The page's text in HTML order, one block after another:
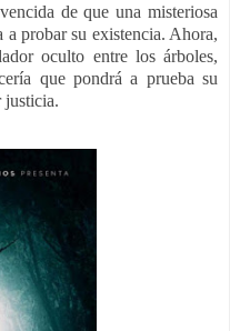
de que una misteriosa
a probar su existencia. Ahora,
oculto entre los árboles,
que pondrá a prueba su
justicia.